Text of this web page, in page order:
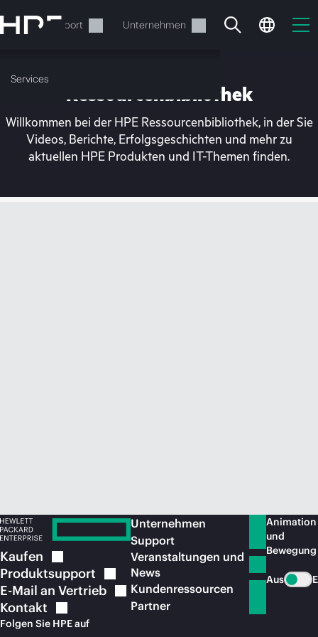
Hauptinhalt
wechseln
Support Unternehmen
Services
Ihr Warenkorb ist aktuell
Ressourcenbibliothek
Willkommen bei der HPE Ressourcenbibliothek, in der Sie
Videos, Berichte, Erfolgsgeschichten und mehr zu
aktuellen HPE Produkten und IT-Themen finden.
Kaufen
Produktsupport
E-Mail an Vertrieb
Kontakt
Folgen Sie HPE auf
Unternehmen
Support
Veranstaltungen und
News
Kundenressourcen
Partner
Animation
und
Bewegung
Aus